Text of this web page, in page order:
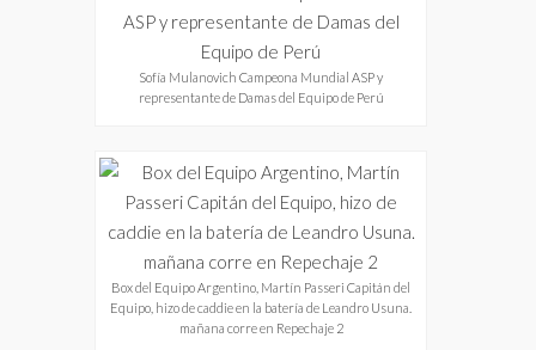
Sofía Mulanovich Campeona Mundial ASP y
representante de Damas del Equipo de Perú
Box del Equipo Argentino, Martín Passeri Capitán del
Equipo, hizo de caddie en la batería de Leandro Usuna.
mañana corre en Repechaje 2